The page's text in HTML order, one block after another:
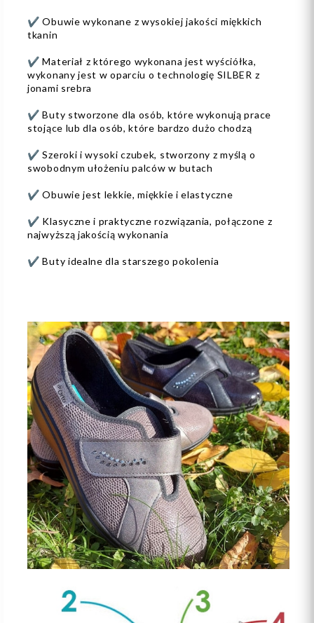
✔️ Obuwie wykonane z wysokiej jakości miękkich
tkanin
✔️ Materiał z którego wykonana jest wyściółka,
wykonany jest w oparciu o technologię SILBER z
jonami srebra
✔️ Buty stworzone dla osób, które wykonują prace
stojące lub dla osób, które bardzo dużo chodzą
✔️ Szeroki i wysoki czubek, stworzony z myślą o
swobodnym ułożeniu palców w butach
✔️ Obuwie jest lekkie, miękkie i elastyczne
✔️ Klasyczne i praktyczne rozwiązania, połączone z
najwyższą jakością wykonania
✔️ Buty idealne dla starszego pokolenia